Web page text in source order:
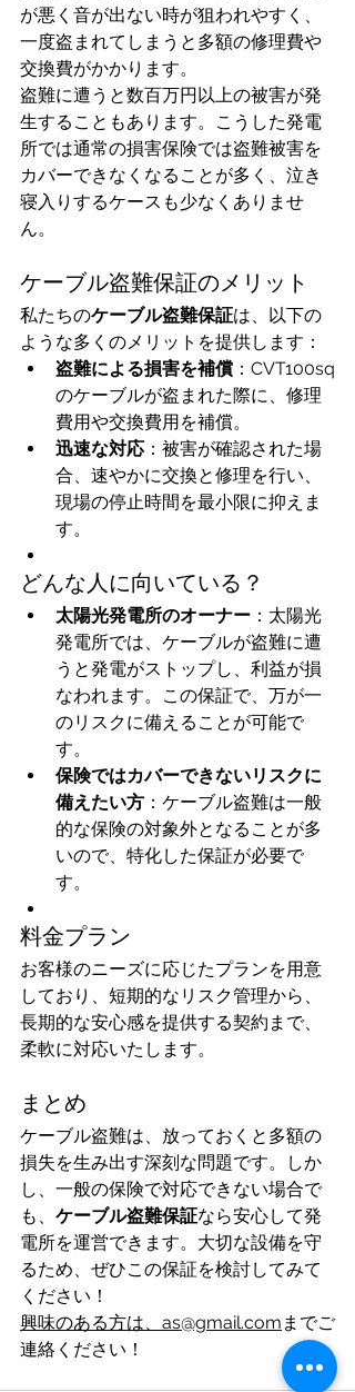
が悪く音が出ない時が狙われやすく、
一度盗まれてしまうと多額の修理費や
交換費がかかります。
盗難に遭うと数百万円以上の被害が発
生することもあります。こうした発電
所では通常の損害保険では盗難被害を
カバーできなくなることが多く、泣き
寝入りするケースも少なくありませ
ん。
ケーブル盗難保証のメリット
私たちのケーブル盗難保証は、以下の
ような多くのメリットを提供します：
盗難による損害を補償 ：CVT100sq
のケーブルが盗まれた際に、修理
費用や交換費用を補償。
迅速な対応 ：被害が確認された場
合、速やかに交換と修理を行い、
現場の停止時間を最小限に抑えま
す。
どんな人に向いている？
太陽光発電所のオーナー ：太陽光
発電所では、ケーブルが盗難に遭
うと発電がストップし、利益が損
なわれます。この保証で、万が一
のリスクに備えることが可能で
す。
保険ではカバーできないリスクに
備えたい方 ：ケーブル盗難は一般
的な保険の対象外となることが多
いので、特化した保証が必要で
す。
料金プラン
お客様のニーズに応じたプランを用意
しており、短期的なリスク管理から、
長期的な安心感を提供する契約まで、
柔軟に対応いたします。
まとめ
ケーブル盗難は、放っておくと多額の
損失を生み出す深刻な問題です。しか
し、一般の保険で対応できない場合で
も、 ケーブル盗難保証なら安心して発
電所を運営できます。大切な設備を守
るため、ぜひこの保証を検討してみて
ください！
興味のある方は、as@gmail.com までご
連絡ください！